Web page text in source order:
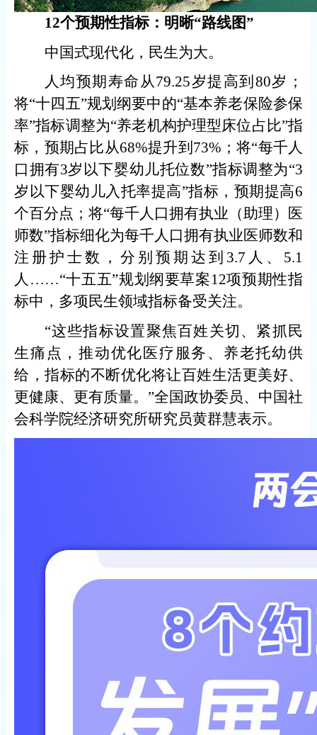
12个预期性指标：明晰“路线图”
中国式现代化，民生为大。
人均预期寿命从79.25岁提高到80岁；
将“十四五”规划纲要中的“基本养老保险参保
率”指标调整为“养老机构护理型床位占比”指
标，预期占比从68%提升到73%；将“每千人
口拥有3岁以下婴幼儿托位数”指标调整为“3
岁以下婴幼儿入托率提高”指标，预期提高6
个百分点；将“每千人口拥有执业（助理）医
师数”指标细化为每千人口拥有执业医师数和
注册护士数，分别预期达到3.7人、5.1
人……“十五五”规划纲要草案12项预期性指
标中，多项民生领域指标备受关注。
“这些指标设置聚焦百姓关切、紧抓民
生痛点，推动优化医疗服务、养老托幼供
给，指标的不断优化将让百姓生活更美好、
更健康、更有质量。”全国政协委员、中国社
会科学院经济研究所研究员黄群慧表示。